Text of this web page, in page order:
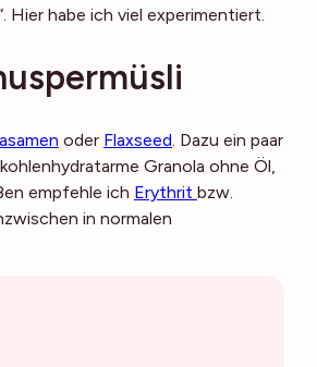
Hier habe ich viel experimentiert.
oder Flaxseed . Dazu ein paar
Granola ohne Öl,
empfehle ich Erythrit bzw.
in normalen